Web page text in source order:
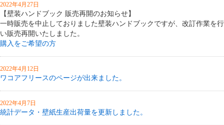
2022年4月27日
【壁装ハンドブック 販売再開のお知らせ】
一時販売を中止しておりました壁装ハンドブックですが、改訂作業を行
い販売再開いたしました。
購入をご希望の方
2022年4月12日
ワコアフリースのページが出来ました。
2022年4月7日
統計データ・壁紙生産出荷量を更新しました。